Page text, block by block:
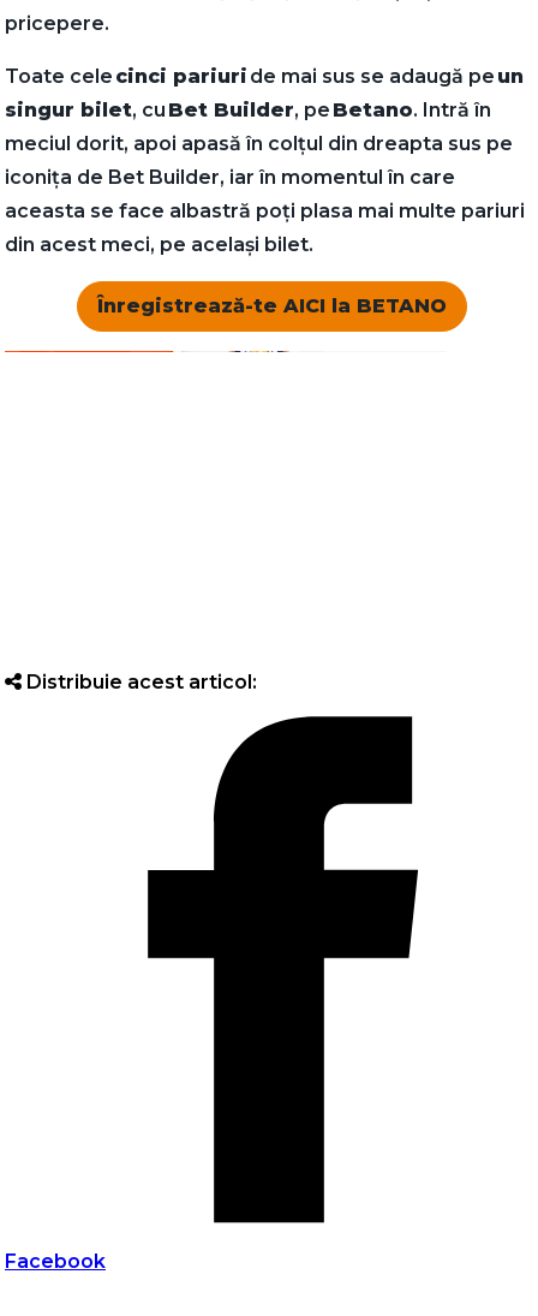
pricepere.
Toate cele cinci pariuri de mai sus se adaugă pe un
singur bilet, cu Bet Builder, pe Betano. Intră în
meciul dorit, apoi apasă în colțul din dreapta sus pe
iconița de Bet Builder, iar în momentul în care
aceasta se face albastră poți plasa mai multe pariuri
din acest meci, pe același bilet.
Înregistrează-te AICI la BETANO
Distribuie acest articol:
Facebook